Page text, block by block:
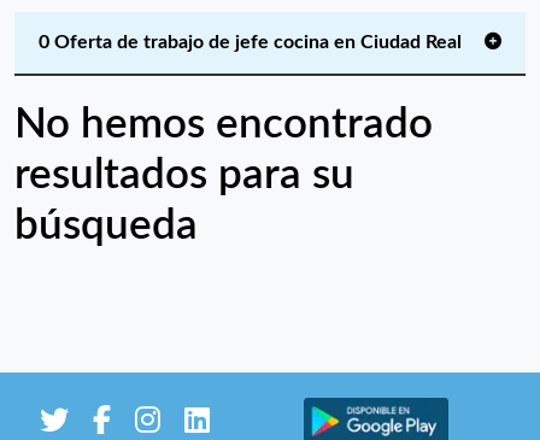
0 Oferta de trabajo de jefe cocina en Ciudad Real
No hemos encontrado
resultados para su
búsqueda